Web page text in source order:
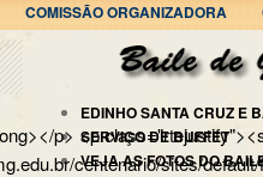
COMISSÃO ORGANIZADORA
p> <p
centenario/sites/
EDINHO SANTA CRUZ E
SERVIÇO DE BUFFET
VEJA AS FOTOS DO